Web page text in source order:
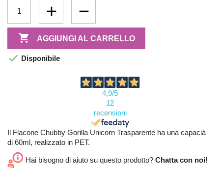
 AGGIUNGI AL CARRELLO
 Disponibile
4,9/5
12
recensioni
Il Flacone Chubby Gorilla Unicorn Trasparente ha una capacià
di 60ml, realizzato in PET.
Hai bisogno di aiuto su questo prodotto? Chatta con noi!